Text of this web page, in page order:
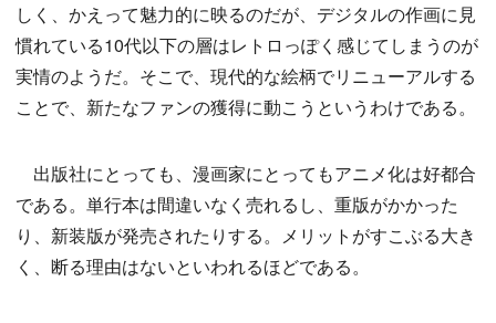
しく、かえって魅力的に映るのだが、デジタルの作画に見
慣れている10代以下の層はレトロっぽく感じてしまうのが
実情のようだ。そこで、現代的な絵柄でリニューアルする
ことで、新たなファンの獲得に動こうというわけである。
出版社にとっても、漫画家にとってもアニメ化は好都合
である。単行本は間違いなく売れるし、重版がかかった
り、新装版が発売されたりする。メリットがすこぶる大き
く、断る理由はないといわれるほどである。